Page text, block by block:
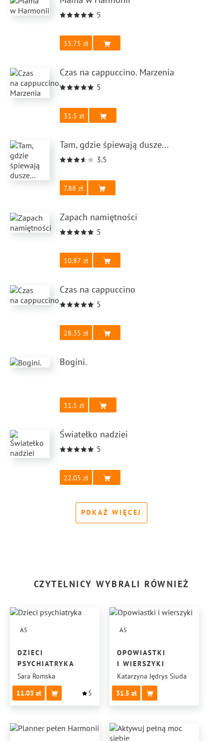
5
15.75
Czas na cappuccino. Marzenia
5
31.5
Tam, gdzie śpiewają dusze...
3.5
7.88
Zapach namiętności
5
10.87
Czas na cappuccino
5
28.35
Bogini.
31.5
Światełko nadziei
5
22.05
POKAŻ WIĘCEJ
CZYTELNICY WYBRALI RÓWNIEŻ
A5
DZIECI
PSYCHIATRYKA
Sara Romska
11.03
5
A5
OPOWIASTKI
I WIERSZYKI
Katarzyna Jędrys Siuda
31.5